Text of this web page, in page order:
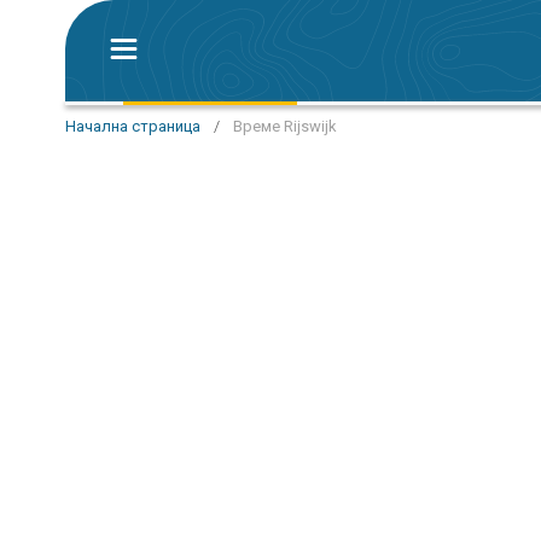
Начална страница / Време Rijswijk